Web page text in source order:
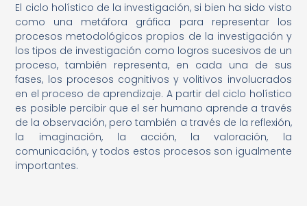
El ciclo holístico de la investigación, si bien ha sido visto
como una metáfora gráfica para representar los
procesos metodológicos propios de la investigación y
los tipos de investigación como logros sucesivos de un
proceso, también representa, en cada una de sus
fases, los procesos cognitivos y volitivos involucrados
en el proceso de aprendizaje. A partir del ciclo holístico
es posible percibir que el ser humano aprende a través
de la observación, pero también a través de la reflexión,
la imaginación, la acción, la valoración, la
comunicación, y todos estos procesos son igualmente
importantes.